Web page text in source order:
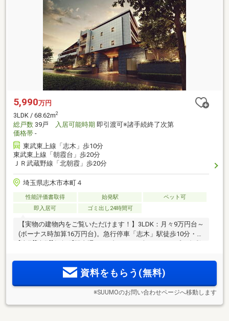
5,990万円
3LDK / 68.62m2
総戸数 39戸 入居可能時期 即引渡可※諸手続終了次第
価格帯 -
東武東上線「志木」歩10分
東武東上線「朝霞台」歩20分
ＪＲ武蔵野線「北朝霞」歩20分
埼玉県志木市本町４
性能評価書取得 始発駅
ペット可
即入居可
ゴミ出し24時間可
【実物の建物内をご覧いただけます！】3LDK：月々9万円台～
(ボーナス時加算16万円台)。急行停車「志木」駅徒歩10分・
快適な住まいと省エネ性を両立
資料をもらう(無料)
※SUUMOのお問い合わせページへ移動します